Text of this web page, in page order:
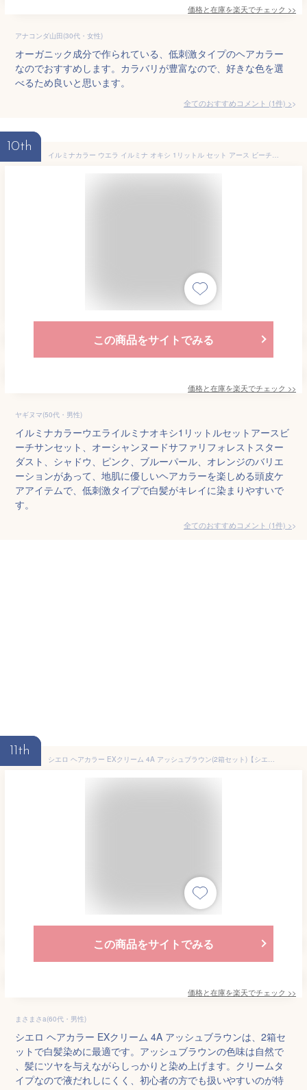
価格と在庫を楽天でチェック >>
アナコンダ山田(30代・女性)
オーガニック成分で作られている、低刺激タイプのヘアカラー
なのでおすすめします。カラバリが豊富なので、好きな色を選
べるため良いと思います。
全てのおすすめコメント (1件) >
10th
イルミナカラー ウエラ イルミナ オキシ 1リットル セット アース ビーチ サンセット オーシャン ヌード サファリ フォレスト スターダスト シャドウ ピンク ブルー パープル オレンジ イエロー グリーン アッシュ グレージュ ヘアカラー 女性用 業務用 4/17更新♪
この商品をサイトでみる
価格と在庫を楽天でチェック >>
ヤギヌマ(50代・男性)
イルミナカラーウエライルミナオキシ1リットルセットアースビ
ーチサンセット、オーシャンヌードサファリフォレストスター
ダスト、シャドウ、ピンク、ブルーパール、オレンジのバリエ
ーションがあって、地肌に優しいヘアカラーを楽しめる頭皮ケ
アアイテムで、低刺激タイプで白髪がキレイに染まりやすいで
す。
全てのおすすめコメント (1件) >
11th
シエロ ヘアカラー EXクリーム 4A アッシュブラウン(2箱セット)【シエロ(CIELO)】[白髪染め]
この商品をサイトでみる
価格と在庫を楽天でチェック >>
まさまさa(60代・男性)
シエロ ヘアカラー EXクリーム 4A アッシュブラウンは、2箱セ
ットで白髪染めに最適です。アッシュブラウンの色味は自然で
、髪にツヤを与えながらしっかりと染め上げます。クリームタ
イプなので液だれしにくく、初心者の方でも扱いやすいのが特